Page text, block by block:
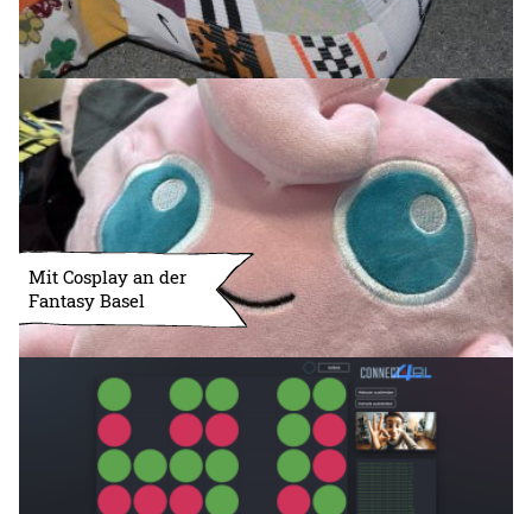
Mit Cosplay an der
Fantasy Basel